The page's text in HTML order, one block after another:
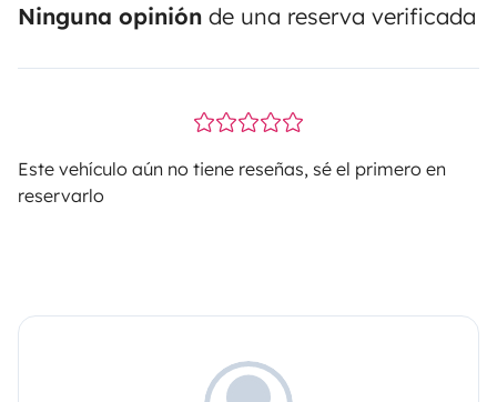
Ninguna opinión de una reserva verificada
Este vehículo aún no tiene reseñas, sé el primero en
reservarlo